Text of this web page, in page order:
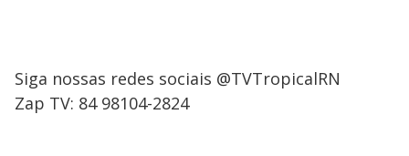
Siga nossas redes sociais @TVTropicalRN
Zap TV: 84 98104-2824